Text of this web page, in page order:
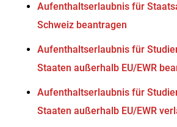
Aufenthaltserlaubnis für
Schweiz beantragen
Aufenthaltserlaubnis für
Staaten außerhalb EU/EWR
Aufenthaltserlaubnis für
Staaten außerhalb EU/EWR